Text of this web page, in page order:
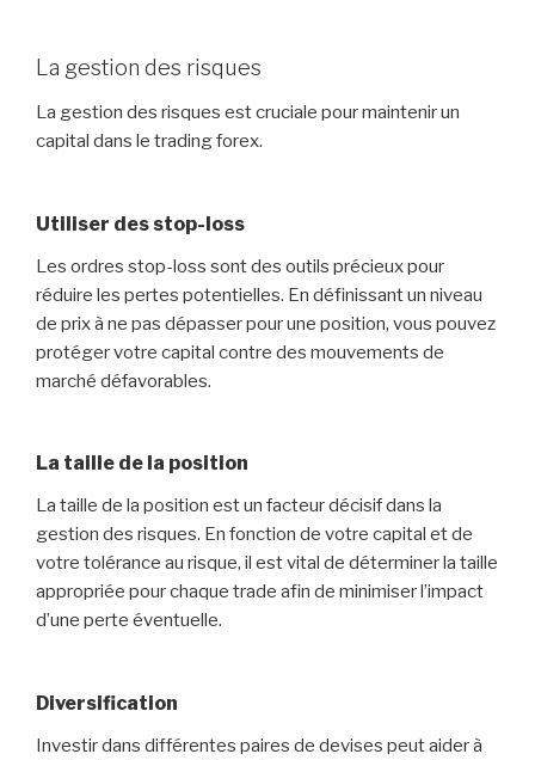
La gestion des risques
La gestion des risques est cruciale pour maintenir un
capital dans le trading forex.
Utiliser des stop-loss
Les ordres stop-loss sont des outils précieux pour
réduire les pertes potentielles. En définissant un niveau
de prix à ne pas dépasser pour une position, vous pouvez
protéger votre capital contre des mouvements de
marché défavorables.
La taille de la position
La taille de la position est un facteur décisif dans la
gestion des risques. En fonction de votre capital et de
votre tolérance au risque, il est vital de déterminer la taille
appropriée pour chaque trade afin de minimiser l’impact
d’une perte éventuelle.
Diversification
Investir dans différentes paires de devises peut aider à